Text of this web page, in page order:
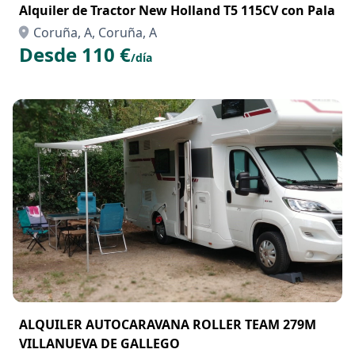
Alquiler de Tractor New Holland T5 115CV con Pala
Coruña, A, Coruña, A
Desde 110 €/día
ALQUILER AUTOCARAVANA ROLLER TEAM 279M
VILLANUEVA DE GALLEGO